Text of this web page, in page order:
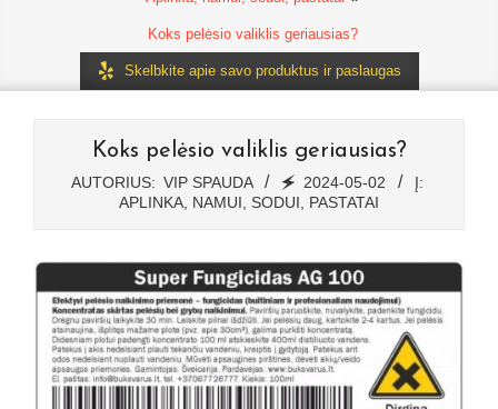
Koks pelėsio valiklis geriausias?
Skelbkite apie savo produktus ir paslaugas
Koks pelėsio valiklis geriausias?
AUTORIUS: VIP SPAUDA 🗲 2024-05-02
Į:
APLINKA, NAMUI, SODUI, PASTATAI